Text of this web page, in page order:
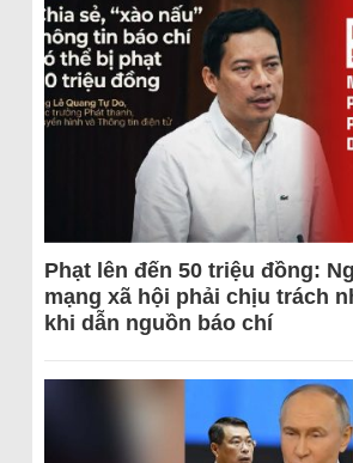
Phạt lên đến 50 triệu đồng:
mạng xã hội phải chịu trách
khi dẫn nguồn báo chí